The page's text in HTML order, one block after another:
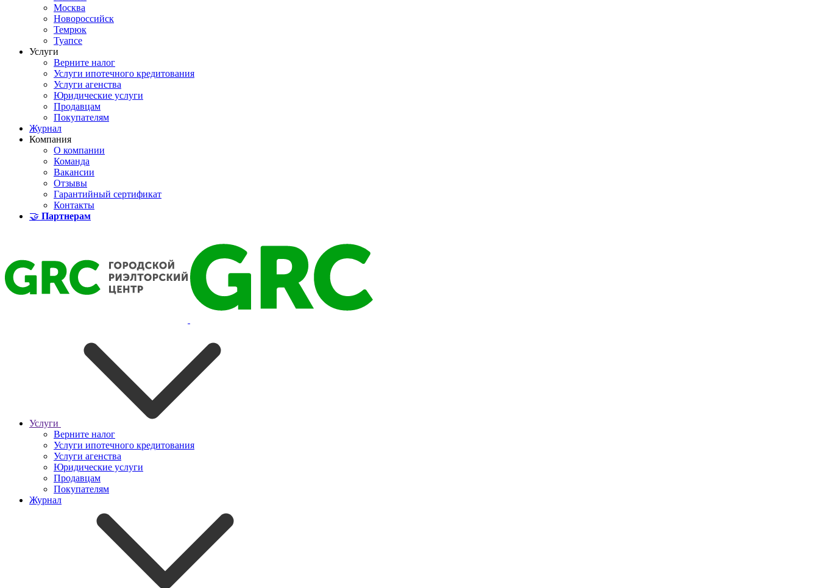
Москва
Новороссийск
Темрюк
Туапсе
Услуги
Верните налог
Услуги ипотечного кредитования
Услуги агенства
Юридические услуги
Продавцам
Покупателям
Журнал
Компания
О компании
Команда
Вакансии
Отзывы
Гарантийный сертификат
Контакты
🤝 Партнерам
Услуги
Верните налог
Услуги ипотечного кредитования
Услуги агенства
Юридические услуги
Продавцам
Покупателям
Журнал